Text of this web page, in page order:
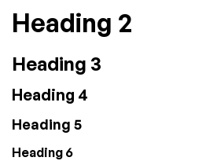
Heading 2
Heading 3
Heading 4
Heading 5
Heading 6